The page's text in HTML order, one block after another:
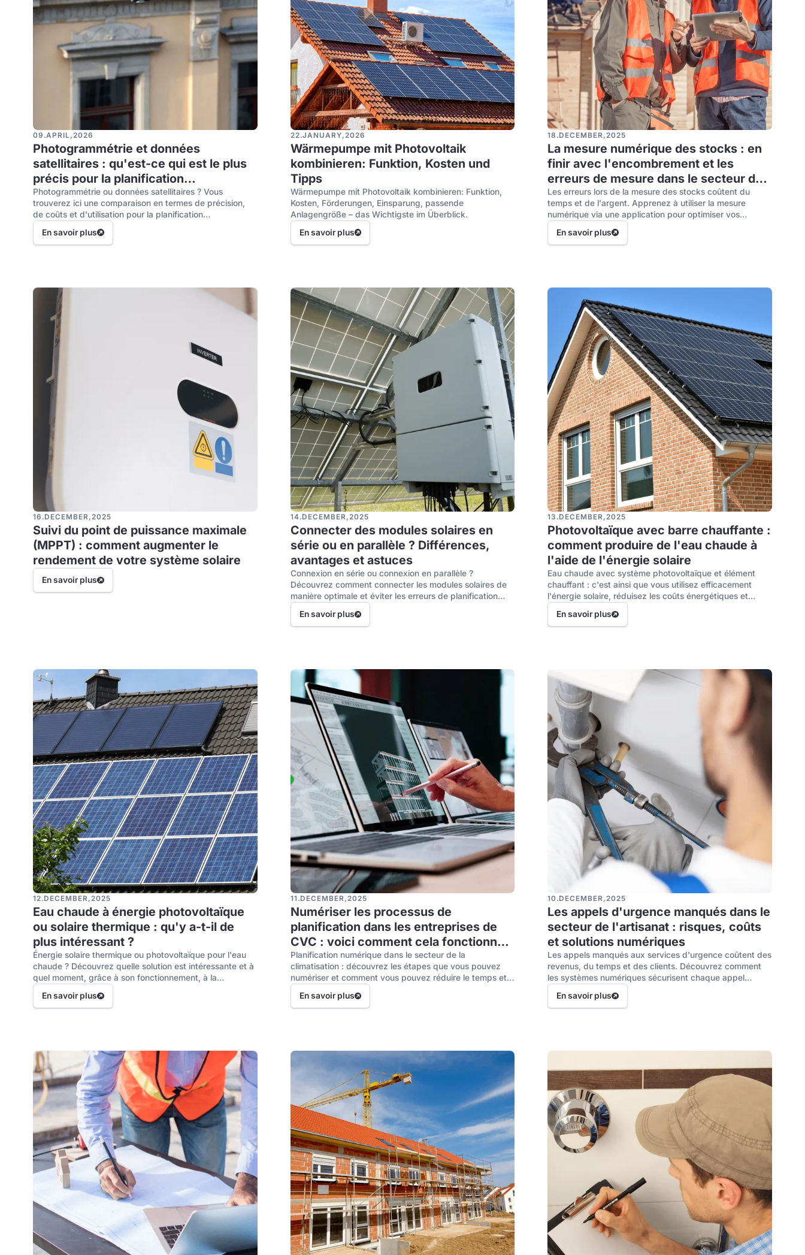
09 .APRIL,2026
Photogrammétrie et données
satellitaires : qu'est-ce qui est le plus
précis pour la planification
photovoltaïque ?
Photogrammétrie ou données satellitaires ? Vous
trouverez ici une comparaison en termes de précision,
de coûts et d'utilisation pour la planification
photovoltaïque professionnelle.
En savoir plus
22.JANUARY,2026
Wärmepumpe mit Photovoltaik
kombinieren: Funktion, Kosten und
Tipps
Wärmepumpe mit Photovoltaik kombinieren: Funktion,
Kosten, Förderungen, Einsparung, passende
Anlagengröße – das Wichtigste im Überblick.
En savoir plus
18 . DECEMBER,2025
La mesure numérique des stocks : en
finir avec l'encombrement et les
erreurs de mesure dans le secteur de
l'artisanat
Les erreurs lors de la mesure des stocks coûtent du
temps et de l'argent. Apprenez à utiliser la mesure
numérique via une application pour optimiser vos
processus, éviter les erreurs et les documenter de
manière juridiquement sécurisée.
En savoir plus
16 . DECEMBER,2025
Suivi du point de puissance maximale
(MPPT) : comment augmenter le
rendement de votre système solaire
En savoir plus
14. DECEMBER,2025
Connecter des modules solaires en
série ou en parallèle ? Différences,
avantages et astuces
Connexion en série ou connexion en parallèle ?
Découvrez comment connecter les modules solaires de
manière optimale et éviter les erreurs de planification
habituelles.
En savoir plus
13 . DECEMBER,2025
Photovoltaïque avec barre chauffante :
comment produire de l'eau chaude à
l'aide de l'énergie solaire
Eau chaude avec système photovoltaïque et élément
chauffant : c'est ainsi que vous utilisez efficacement
l'énergie solaire, réduisez les coûts énergétiques et
augmentez l'autoconsommation de votre installation
photovoltaïque.
En savoir plus
12. DECEMBER,2025
Eau chaude à énergie photovoltaïque
ou solaire thermique : qu'y a-t-il de
plus intéressant ?
Énergie solaire thermique ou photovoltaïque pour l'eau
chaude ? Découvrez quelle solution est intéressante et à
quel moment, grâce à son fonctionnement, à la
comparaison des coûts et à la rentabilité.
En savoir plus
11 . DECEMBER,2025
Numériser les processus de
planification dans les entreprises de
CVC : voici comment cela fonctionne
(2025)
Planification numérique dans le secteur de la
climatisation : découvrez les étapes que vous pouvez
numériser et comment vous pouvez réduire le temps et
les erreurs au quotidien.
En savoir plus
10. DECEMBER,2025
Les appels d'urgence manqués dans le
secteur de l'artisanat : risques, coûts
et solutions numériques
Les appels manqués aux services d'urgence coûtent des
revenus, du temps et des clients. Découvrez comment
les systèmes numériques sécurisent chaque appel
d'urgence et soulagent votre entreprise.
En savoir plus